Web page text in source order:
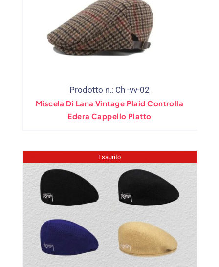
Prodotto n.: Ch -vv-02
Miscela Di Lana Vintage Plaid Controlla
Edera Cappello Piatto
Esaurito